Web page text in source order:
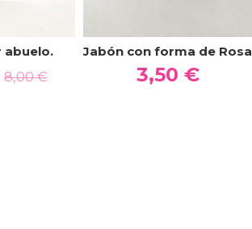
abuelo.
8,00 €
Jabón con forma de Rosa
3,50 €